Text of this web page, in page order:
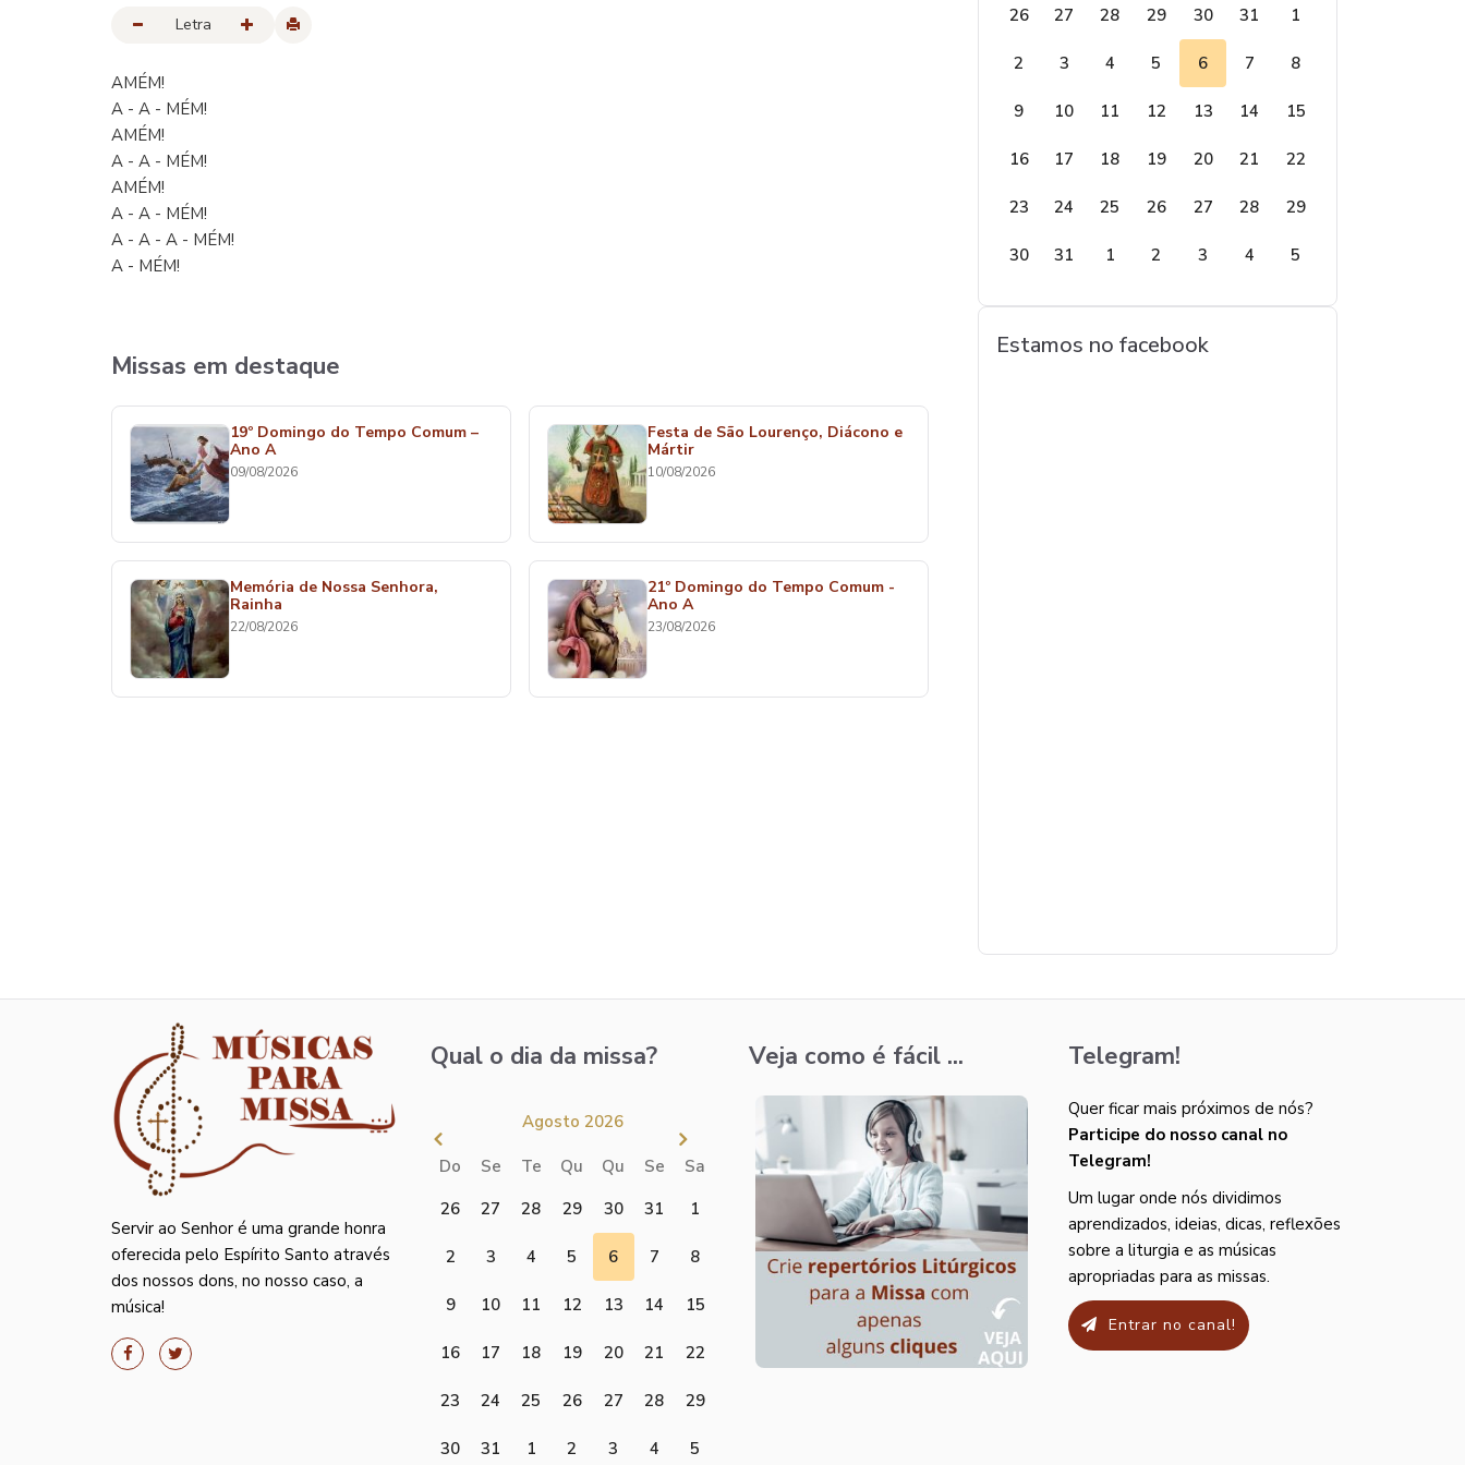
Letra
AMÉM!
A - A - MÉM!
AMÉM!
A - A - MÉM!
AMÉM!
A - A - MÉM!
A - A - A - MÉM!
A - MÉM!
Missas em destaque
19º Domingo do Tempo Comum –
Ano A
09/08/2026
Festa de São Lourenço, Diácono e
Mártir
10/08/2026
Memória de Nossa Senhora,
Rainha
22/08/2026
21º Domingo do Tempo Comum -
Ano A
23/08/2026
26
27 28 29 30 31 1
2 3 4 5 6 7 8
9 10 11 12 13 14 15
16 17 18 19 20 21 22
23 24 25 26 27 28 29
30 31 1 2 3 4 5
Estamos no facebook
Servir ao Senhor é uma grande honra
oferecida pelo Espírito Santo através
dos nossos dons, no nosso caso, a
música!
Qual o dia da missa?
Agosto 2026
Do Se Te Qu Qu Se
Sa
26
27 28 29 30 31 1
2 3 4 5 6 7 8
9 10 11 12 13 14 15
16 17 18 19 20 21 22
23 24 25 26 27 28 29
30 31 1 2 3 4 5
Veja como é fácil ... Telegram!
Quer ficar mais próximos de nós?
Participe do nosso canal no
Telegram!
Um lugar onde nós dividimos
aprendizados, ideias, dicas, reflexões
sobre a liturgia e as músicas
apropriadas para as missas.
Entrar no canal!